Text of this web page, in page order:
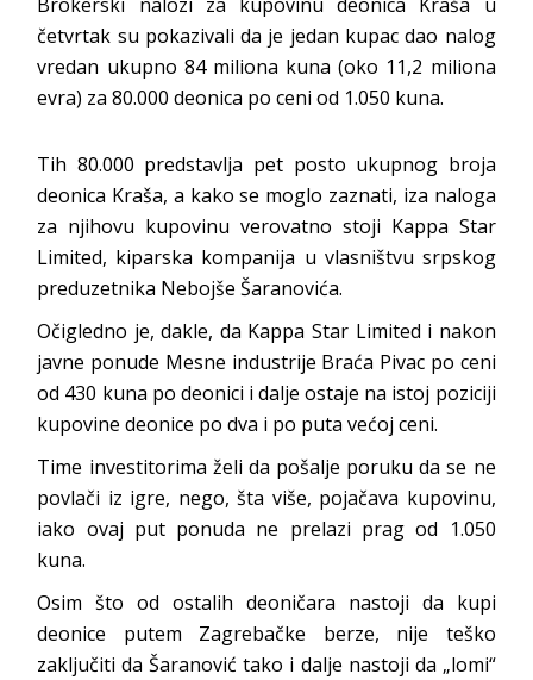
četvrtak su pokazivali da je jedan kupac dao nalog
vredan ukupno 84 miliona kuna (oko 11,2 miliona
evra) za 80.000 deonica po ceni od 1.050 kuna.
Tih 80.000 predstavlja pet posto ukupnog broja
deonica Kraša, a kako se moglo zaznati, iza naloga
za njihovu kupovinu verovatno stoji Kappa Star
Limited, kiparska kompanija u vlasništvu srpskog
preduzetnika Nebojše Šaranovića.
Očigledno je, dakle, da Kappa Star Limited i nakon
javne ponude Mesne industrije Braća Pivac po ceni
od 430 kuna po deonici i dalje ostaje na istoj poziciji
kupovine deonice po dva i po puta većoj ceni.
Time investitorima želi da pošalje poruku da se ne
povlači iz igre, nego, šta više, pojačava kupovinu,
iako ovaj put ponuda ne prelazi prag od 1.050
kuna.
Osim što od ostalih deoničara nastoji da kupi
deonice putem Zagrebačke berze, nije teško
zaključiti da Šaranović tako i dalje nastoji da „lomi“